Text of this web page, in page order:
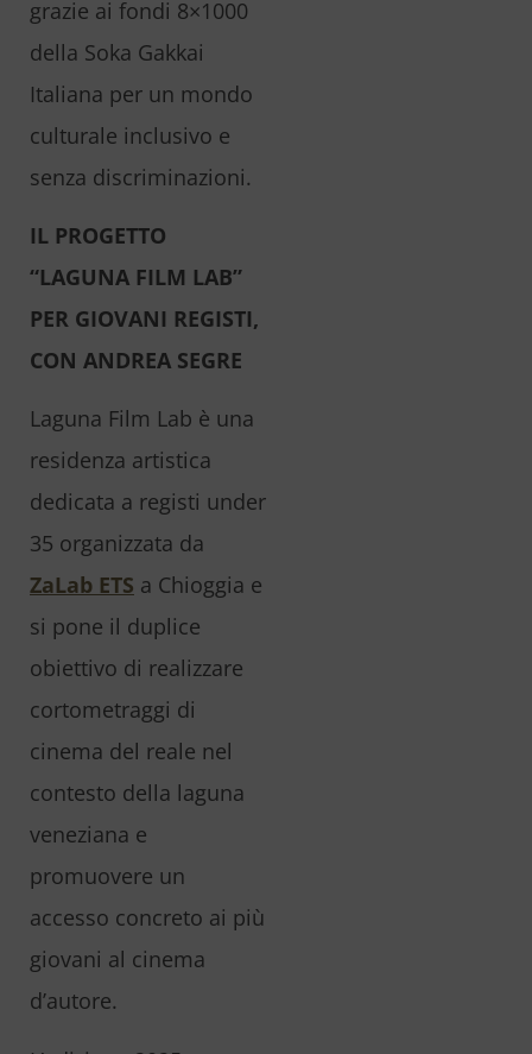
grazie ai fondi 8×1000
della Soka Gakkai
Italiana per un mondo
culturale inclusivo e
senza discriminazioni.
IL PROGETTO
“LAGUNA FILM LAB”
PER GIOVANI REGISTI,
CON ANDREA SEGRE
Laguna Film Lab è una
residenza artistica
dedicata a registi under
35 organizzata da
ZaLab ETS a Chioggia e
si pone il duplice
obiettivo di realizzare
cortometraggi di
cinema del reale nel
contesto della laguna
veneziana e
promuovere un
accesso concreto ai più
giovani al cinema
d’autore.